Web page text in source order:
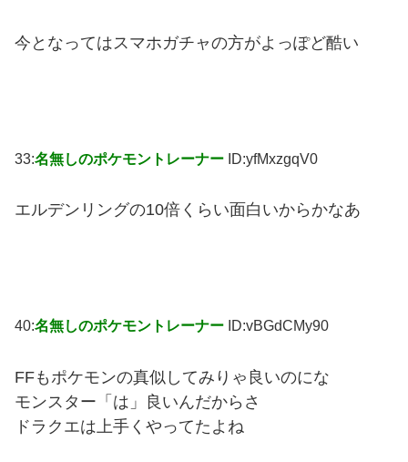
今となってはスマホガチャの方がよっぽど酷い
33:名無しのポケモントレーナー ID:yfMxzgqV0
エルデンリングの10倍くらい面白いからかなあ
40:名無しのポケモントレーナー ID:vBGdCMy90
FFもポケモンの真似してみりゃ良いのにな
モンスター「は」良いんだからさ
ドラクエは上手くやってたよね